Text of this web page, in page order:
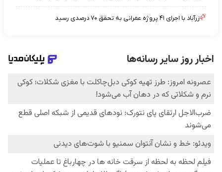
زرآباد با اجرای ۴۱ پروژه عمرانی به تحقق ۷۰ درصدی رسید